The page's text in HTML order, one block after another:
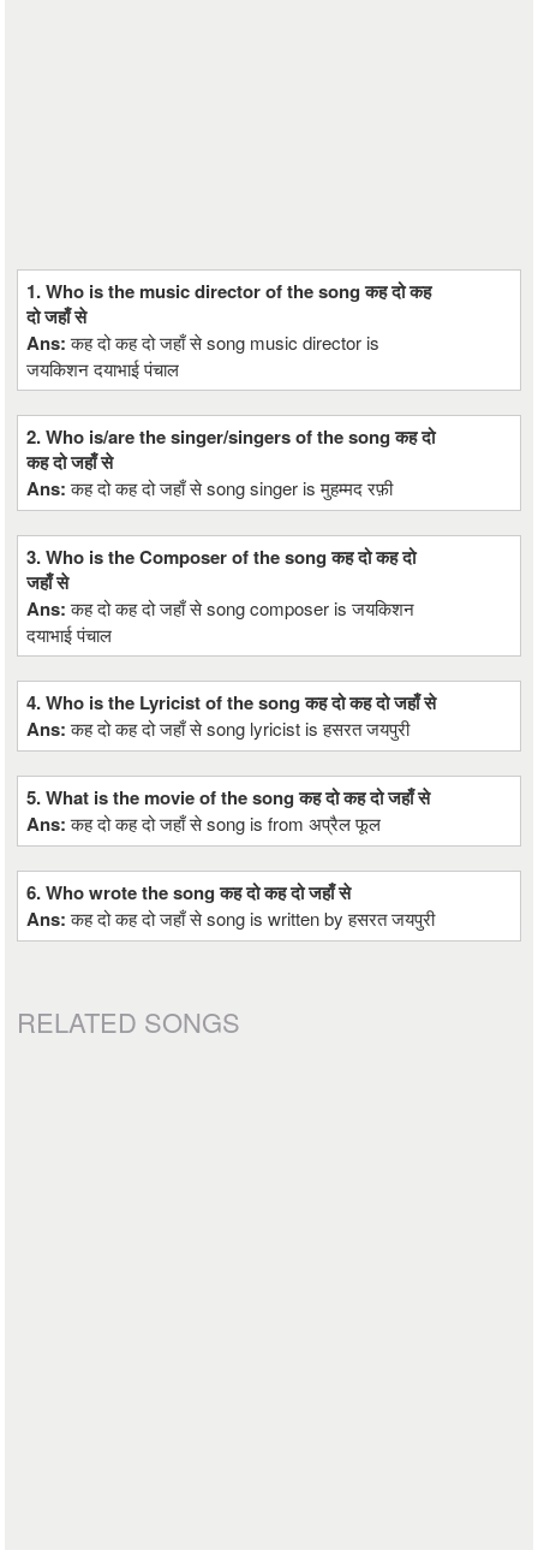
1. Who is the music director of the song कह दो कह
दो जहाँ से
Ans:कह दो कह दो जहाँ से song music director is
जयकिशन दयाभाई पंचाल
2. Who is/are the singer/singers of the song कह दो
कह दो जहाँ से
Ans:कह दो कह दो जहाँ से song singer is मुहम्मद रफ़ी
3. Who is the Composer of the song कह दो कह दो
जहाँ से
Ans:कह दो कह दो जहाँ से song composer is जयकिशन
दयाभाई पंचाल
4. Who is the Lyricist of the song कह दो कह दो जहाँ से
Ans:कह दो कह दो जहाँ से song lyricist is हसरत जयपुरी
5. What is the movie of the song कह दो कह दो जहाँ से
Ans:कह दो कह दो जहाँ से song is from अप्रैल फूल
6. Who wrote the song कह दो कह दो जहाँ से
Ans:कह दो कह दो जहाँ से song is written by हसरत जयपुरी
RELATED SONGS